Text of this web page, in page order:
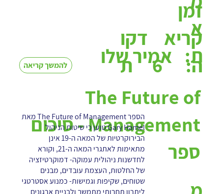
אמיר שלו
א
ת:
להמשך קריאה
דקו
ת
זמן
קריא
ה:
6
The Future of
Management - סיכום
ספר
הספר The Future of Management מאת
Gary Hamel טוען כי שיטות הניהול
הבירוקרטיות של המאה ה-19 אינן
מתאימות לאתגרי המאה ה-21, וקורא
לחדשנות ניהולית עמוקה- דמוקרטיזציה
של החלטות, העצמת עובדים, מבנים
שטוחים, שקיפות וגמישות- כמנוע אסטרטגי
ליתרון תחרותי מתמשך ולבניית ארגונים